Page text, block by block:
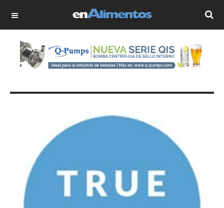
OFF CANVAS